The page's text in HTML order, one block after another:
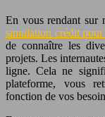
En vous rendant sur
simulation crédit
de connaître les
projets. Les
ligne. Cela ne
plateforme, vous
fonction de vos